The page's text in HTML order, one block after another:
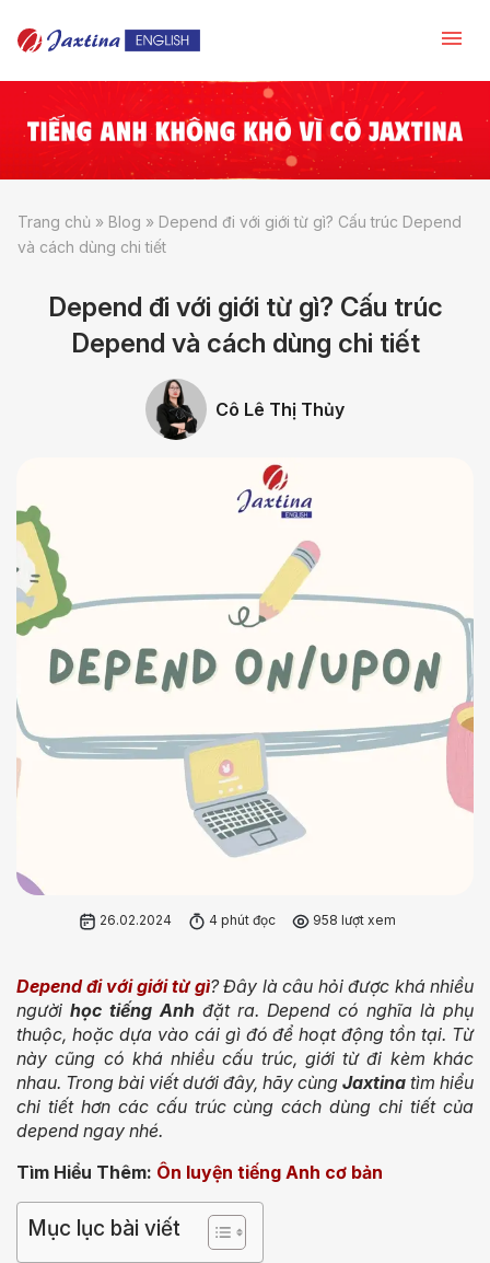
Trang chủ » Blog » Depend đi với giới từ gì? Cấu trúc Depend
và cách dùng chi tiết
Depend đi với giới từ gì? Cấu trúc
Depend và cách dùng chi tiết
Cô Lê Thị Thủy
26.02.2024 4 phút đọc 958 lượt xem
Depend đi với giới từ gì? Đây là câu hỏi được khá nhiều
người học tiếng Anh đặt ra. Depend có nghĩa là phụ
thuộc, hoặc dựa vào cái gì đó để hoạt động tồn tại. Từ
này cũng có khá nhiều cấu trúc, giới từ đi kèm khác
nhau. Trong bài viết dưới đây, hãy cùng Jaxtina tìm hiểu
chi tiết hơn các cấu trúc cùng cách dùng chi tiết của
depend ngay nhé.
Tìm Hiểu Thêm: Ôn luyện tiếng Anh cơ bản
Mục lục bài viết